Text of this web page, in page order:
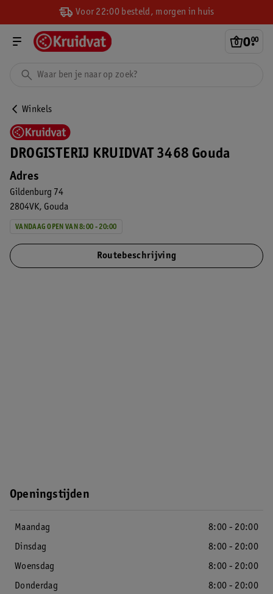
Voor 22:00 besteld, morgen in huis
0.
00
Winkels
DROGISTERIJ KRUIDVAT 3468 Gouda
Adres
Gildenburg 74
2804VK Gouda
VANDAAG OPEN VAN 8:00 - 20:00
Routebeschrijving
Openingstijden
Maandag
8:00 - 20:00
Dinsdag
8:00 - 20:00
Woensdag
8:00 - 20:00
Donderdag
8:00 - 20:00